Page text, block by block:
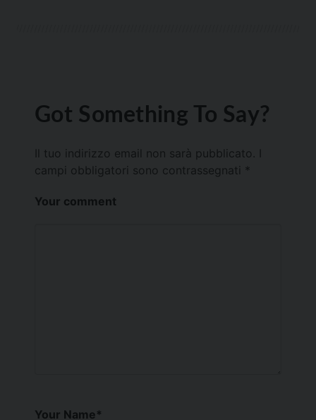
Got Something To Say?
Il tuo indirizzo email non sarà pubblicato.
campi obbligatori sono contrassegnati *
Your comment
Your Name*